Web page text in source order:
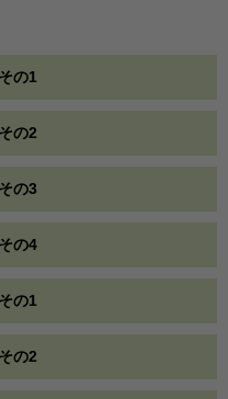
の1
の2
の3
の4
の1
の2